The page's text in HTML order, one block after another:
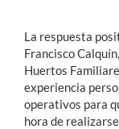
La respuesta
Francisco
Huertos
experiencia
operativos para
hora de